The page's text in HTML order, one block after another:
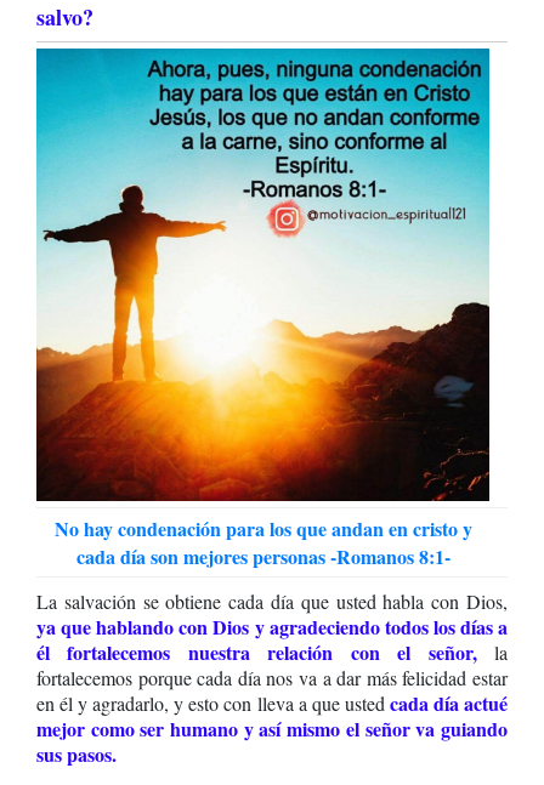
salvo?
No hay condenación para los que andan en cristo y
cada día son mejores personas -Romanos 8:1-
La salvación se obtiene cada día que usted habla con Dios,
ya que hablando con Dios y agradeciendo todos los días a
él fortalecemos nuestra relación con el señor,
la
fortalecemos porque cada día nos va a dar más felicidad estar
en él y agradarlo, y esto con lleva a que usted cada día actué
mejor como ser humano y así mismo el señor va guiando
sus pasos.